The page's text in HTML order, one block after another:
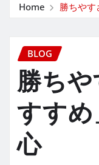
Home 勝ちや
BLOG
勝ち
すす
心